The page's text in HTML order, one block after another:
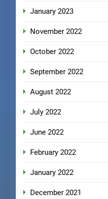
January 2023
November 2022
October 2022
September 2022
August 2022
July 2022
June 2022
February 2022
January 2022
December 2021